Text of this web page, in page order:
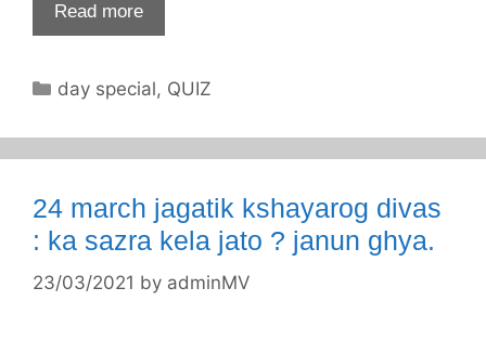
Read more
Categories
day special, QUIZ
24 march jagatik kshayarog divas
: ka sazra kela jato ? janun ghya.
23/03/2021 by adminMV